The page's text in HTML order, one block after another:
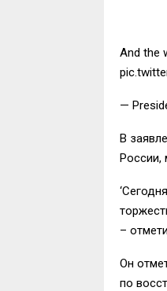
And the
—
В
России,
–
Он
по